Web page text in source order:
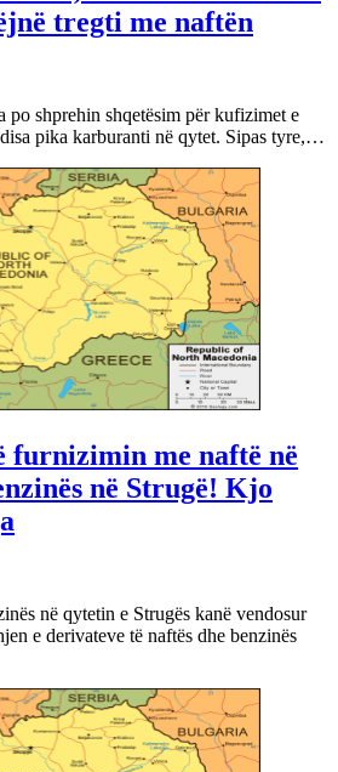
tregti me naftën
po shprehin shqetësim për kufizimet e
pika karburanti në qytet. Sipas tyre,…
furnizimin me naftë në
në Strugë! Kjo
në qytetin e Strugës kanë vendosur
e derivateve të naftës dhe benzinës